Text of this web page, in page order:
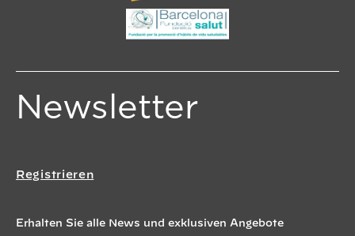
Newsletter
Registrieren
Erhalten Sie alle News und exklusiven Angebote